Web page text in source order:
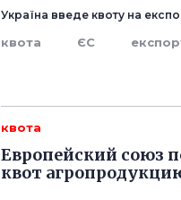
Україна введе квоту на
квота ЄС
квота
Европейский союз
квот